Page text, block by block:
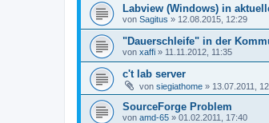
Labview (Windows) in
von Sagitus » 12.08.2015, 12:29
"Dauerschleife" in der
von xaffi » 11.11.2012, 11:35
c't lab server
von siegiathome » 13.07.2011,
SourceForge Problem
von amd-65 » 01.02.2011, 17:40